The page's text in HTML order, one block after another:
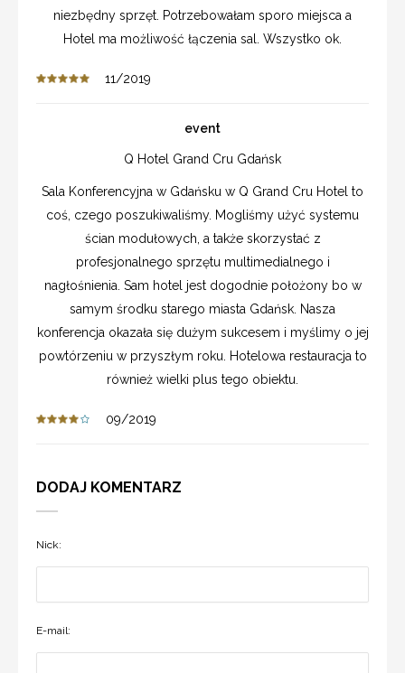
niezbędny sprzęt. Potrzebowałam sporo miejsca a
Hotel ma możliwość łączenia sal. Wszystko ok.
11/2019
event
Q Hotel Grand Cru Gdańsk
Sala Konferencyjna w Gdańsku w Q Grand Cru Hotel to
coś, czego poszukiwaliśmy. Mogliśmy użyć systemu
ścian modułowych, a także skorzystać z
profesjonalnego sprzętu multimedialnego i
nagłośnienia. Sam hotel jest dogodnie położony bo w
samym środku starego miasta Gdańsk. Nasza
konferencja okazała się dużym sukcesem i myślimy o jej
powtórzeniu w przyszłym roku. Hotelowa restauracja to
również wielki plus tego obiektu.
09/2019
DODAJ KOMENTARZ
Nick:
E-mail: